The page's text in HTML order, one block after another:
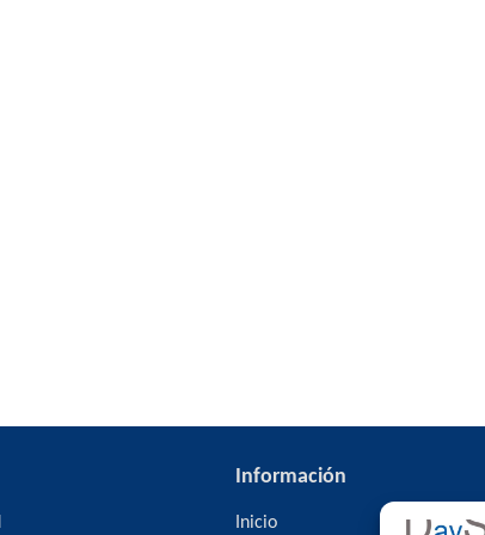
Información
Inicio